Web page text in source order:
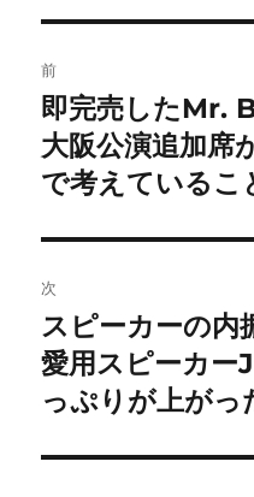
稿
ナ
ビ
ゲ
ー
シ
ョ
ン
前
前
の
投
即完売したMr.
大阪公演追加席
で考えているこ
次
次
の
投
スピーカーの内
愛用スピーカ
っぷりが上がっ